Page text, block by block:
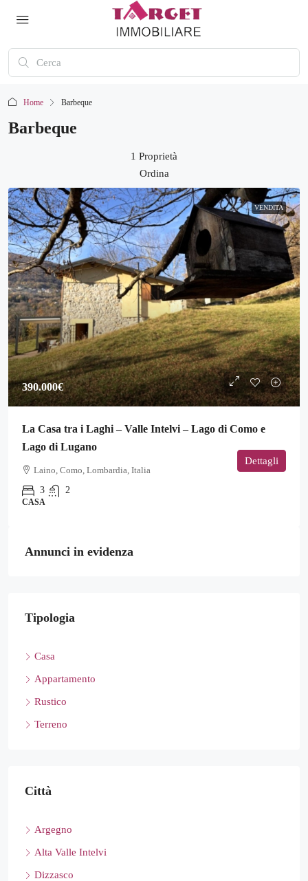
Home Barbeque
Barbeque
1 Proprietà
Ordina
VENDITA
390.000€
La Casa tra i Laghi – Valle Intelvi – Lago di Como e
Lago di Lugano
Laino, Como, Lombardia, Italia
3
2
CASA
Dettagli
Annunci in evidenza
Tipologia
Casa
Appartamento
Rustico
Terreno
Città
Argegno
Alta Valle Intelvi
Dizzasco